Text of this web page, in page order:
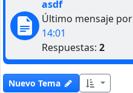
asdf
Último mensaje por
14:01
Respuestas: 2
Nuevo Tema